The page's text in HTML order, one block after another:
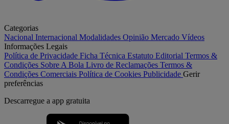
Categorias
Nacional Internacional Modalidades Opinião Mercado Vídeos
Informações Legais
Política de Privacidade Ficha Técnica Estatuto Editorial Termos &
Condições Sobre A Bola Livro de Reclamações Termos &
Condições Comerciais Política de Cookies Publicidade Gerir
preferências
Descarregue a app gratuita